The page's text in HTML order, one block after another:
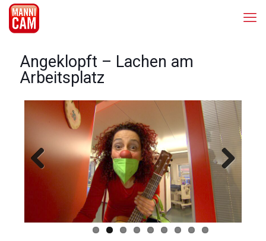
Angeklopft – Lachen am
Arbeitsplatz
Next